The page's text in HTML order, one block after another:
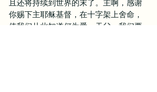
且还将持续到世界的末了。主啊，感谢
你赐下主耶稣基督，在十字架上舍命，
使我们从此知道何为爱。天父，我们要